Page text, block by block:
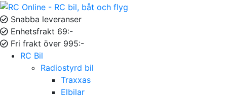
Snabba leveranser
Enhetsfrakt 69:-
Fri frakt över 995:-
RC Bil
Radiostyrd bil
Traxxas
Elbilar